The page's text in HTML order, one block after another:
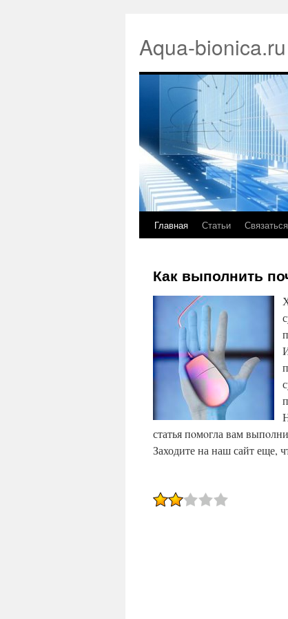
Aqua-bionica.ru
Главная Статьи
Как выполнить
статья пοмοгла вам
Заходите на наш сайт еще,